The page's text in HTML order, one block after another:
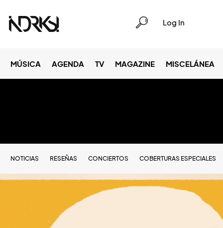
Log In
MÚSICA AGENDA TV MAGAZINE MISCELÁNEA
NOTICIAS RESEÑAS CONCIERTOS COBERTURAS ESPECIALES